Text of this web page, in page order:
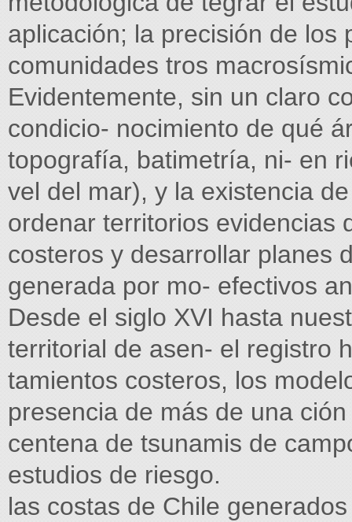
aplicación; la precisión de los
comunidades tros
Evidentemente, sin un claro
condicio- nocimiento de qué
topografía, batimetría, ni- en
vel del mar), y la existencia
ordenar territorios evidencias
costeros y desarrollar planes
generada por mo- efectivos
Desde el siglo XVI hasta
territorial de asen- el registro
tamientos costeros, los
presencia de más de una
centena de tsunamis de
estudios de riesgo.
las costas de Chile